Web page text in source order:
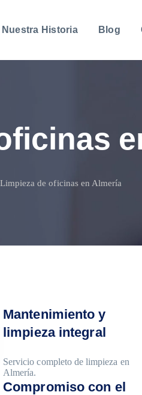
Nuestra Historia Blog
Limpieza de oficinas en Almería
Mantenimiento y
limpieza integral
Servicio completo de limpieza en
Almería.
Compromiso con el